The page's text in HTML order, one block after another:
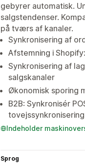
gebyrer automatisk.
salgstendenser.
på tværs af kanaler.
Synkronisering af
Afstemning i
Synkronisering af
salgskanaler
Økonomisk sporing
B2B: Synkronisér
Indeholder
Sprog